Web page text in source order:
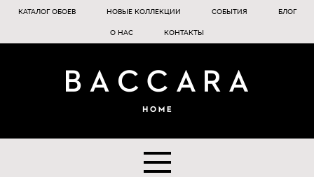
КАТАЛОГ ОБОЕВ НОВЫЕ КОЛЛЕКЦИИ СОБЫТИЯ БЛОГ
О НАС КОНТАКТЫ